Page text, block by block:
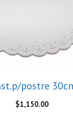
postre
$1,150.00